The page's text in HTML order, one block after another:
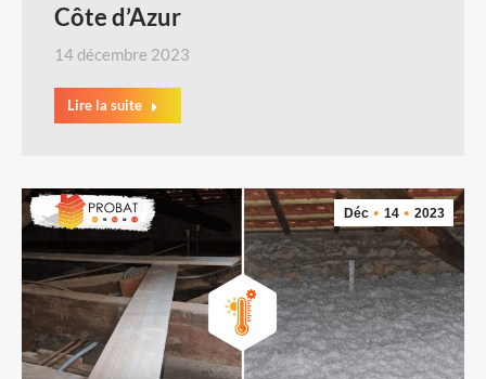
Côte d’Azur
14 décembre 2023
Lire la suite
Déc 14 2023